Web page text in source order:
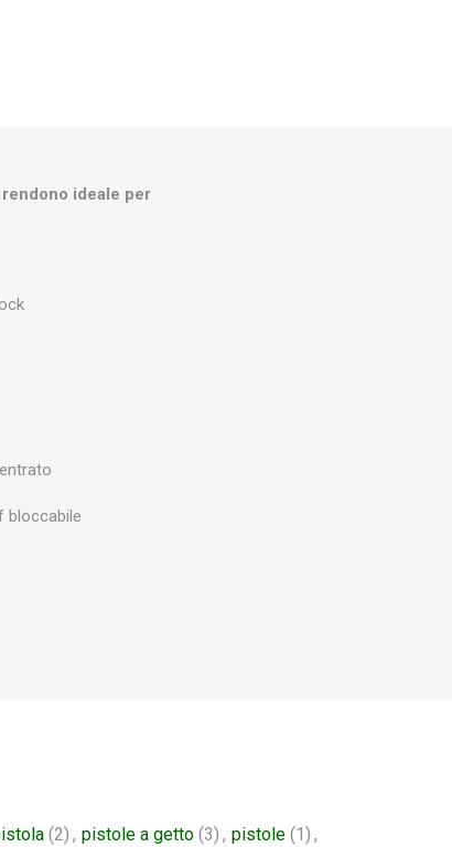
ideale per
bloccabile
(2) , pistole a getto (3) , pistole (1) ,